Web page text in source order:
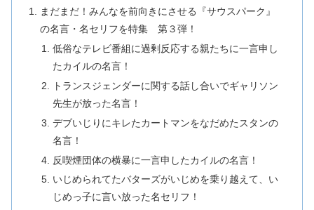
まだまだ！みんなを前向きにさせる『サウスパーク』
の名言・名セリフを特集 第３弾！
低俗なテレビ番組に過剰反応する親たちに一言申し
たカイルの名言！
トランスジェンダーに関する話し合いでギャリソン
先生が放った名言！
デブいじりにキレたカートマンをなだめたスタンの
名言！
反喫煙団体の横暴に一言申したカイルの名言！
いじめられてたバターズがいじめを乗り越えて、い
じめっ子に言い放った名セリフ！